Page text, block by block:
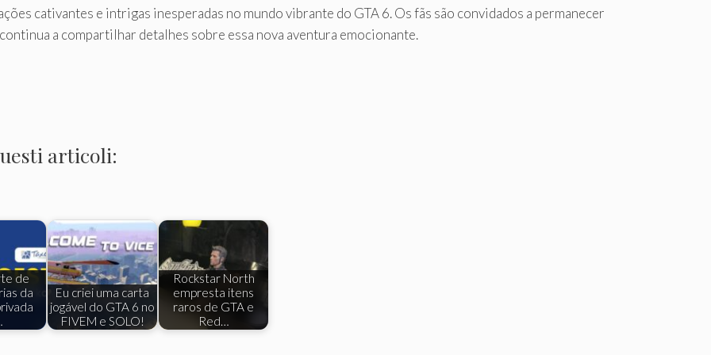
cativantes e intrigas inesperadas no mundo vibrante do GTA 6. Os fãs são convidados a permanecer
a compartilhar detalhes sobre essa nova aventura emocionante.
articoli:
de
da
Eu criei uma carta
jogável do GTA 6 no
FIVEM e SOLO!
Rockstar North
empresta itens
raros de GTA e
Red…